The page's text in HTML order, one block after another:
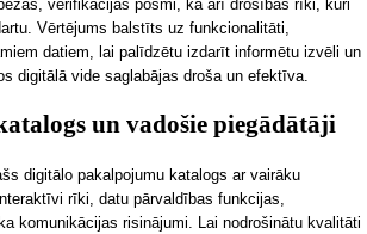
verifi kācijas posmi, kā arī drošības rīki, kuri
Vērtējums balstīts uz funkcionalitāti,
datiem, lai palīdzētu izdarīt informētu izvēli un
digitālā vide saglabājas droša un efektīva.
un vadošie piegādātāji
digitālo pakalpojumu katalogs ar vairāku
rīki, datu pārvaldības funkcijas,
komunikācijas risinājumi. Lai nodrošinātu kvalitāti